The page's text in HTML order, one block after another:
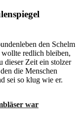
den Schelm
wollte redlich bleiben,
dieser Zeit ein stolzer
die Menschen
sei so klug wie er.
war